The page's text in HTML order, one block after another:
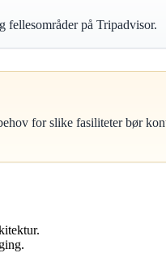
fellesområder på Tripadvisor.
for slike fasiliteter bør